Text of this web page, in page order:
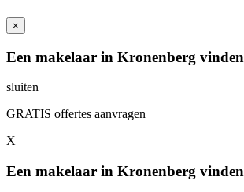
×
Een makelaar in Kronenberg vinden
sluiten
GRATIS offertes aanvragen
X
Een makelaar in Kronenberg vinden